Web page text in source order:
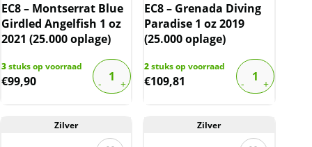
EC8 – Montserrat Blue
Girdled Angelfish 1 oz
2021 (25.000 oplage)
3stuks op voorraad
€99,90
EC8 – Grenada Diving
Paradise 1 oz 2019
(25.000 oplage)
2stuks op voorraad
€109,81
Zilver Zilver